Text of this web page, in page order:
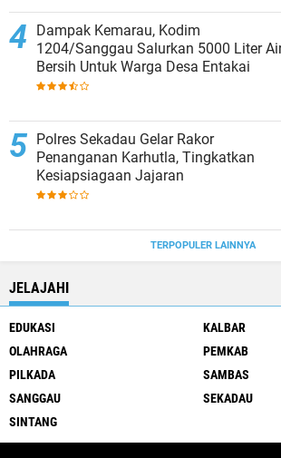
Dampak Kemarau, Kodim
1204/Sanggau Salurkan 5000 Liter
Bersih Untuk Warga Desa Entakai
Polres Sekadau Gelar Rakor
Penanganan Karhutla, Tingkatkan
Kesiapsiagaan Jajaran
TERPOPULER LAINNYA
JELAJAHI
EDUKASI
KALBAR
OLAHRAGA
PEMKAB
PILKADA
SAMBAS
SANGGAU
SEKADAU
SINTANG